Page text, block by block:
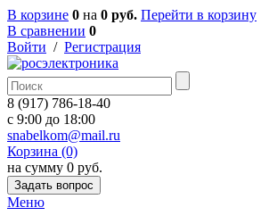
В корзине 0 на 0 руб. Перейти в корзину
В сравнении 0
Войти / Регистрация
8 (917) 786-18-40
c 9:00 до 18:00
snabelkom@mail.ru
Корзина (0)
на сумму 0 руб.
Задать вопрос
Меню